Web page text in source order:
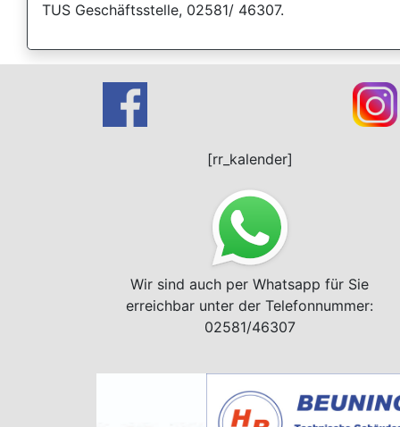
TUS Geschäftsstelle, 02581/ 46307.
[rr_kalender]
Wir sind auch per Whatsapp für Sie
erreichbar unter der Telefonnummer:
02581/46307